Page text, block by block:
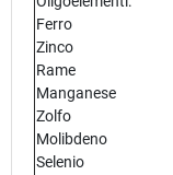
Ferro
Zinco
Rame
Manganese
Zolfo
Molibdeno
Selenio